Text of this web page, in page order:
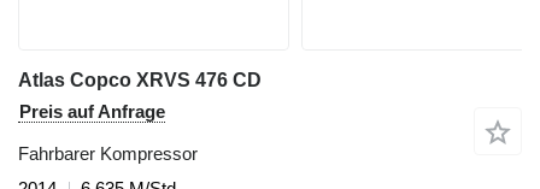
Atlas Copco XRVS 476 CD
Preis auf Anfrage
Fahrbarer Kompressor